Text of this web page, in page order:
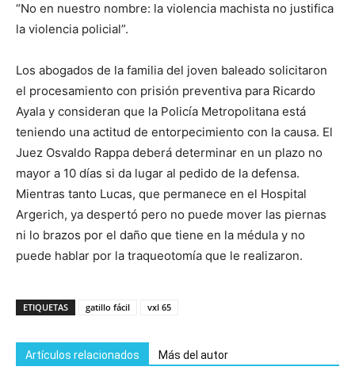
“No en nuestro nombre: la violencia machista no justifica
la violencia policial”.
Los abogados de la familia del joven baleado solicitaron
el procesamiento con prisión preventiva para Ricardo
Ayala y consideran que la Policía Metropolitana está
teniendo una actitud de entorpecimiento con la causa. El
Juez Osvaldo Rappa deberá determinar en un plazo no
mayor a 10 días si da lugar al pedido de la defensa.
Mientras tanto Lucas, que permanece en el Hospital
Argerich, ya despertó pero no puede mover las piernas
ni lo brazos por el daño que tiene en la médula y no
puede hablar por la traqueotomía que le realizaron.
ETIQUETAS gatillo fácil vxl 65
Artículos relacionados Más del autor